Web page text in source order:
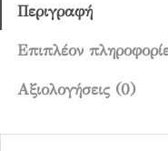
α
ρ
Περιγραφή
Επιπλέον
Αξιολογήσεις (0)